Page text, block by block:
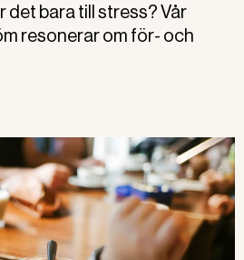
det bara till stress? Vår
resonerar om för- och